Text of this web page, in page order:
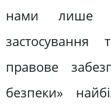
нами лише
застосування
правове
безпеки»